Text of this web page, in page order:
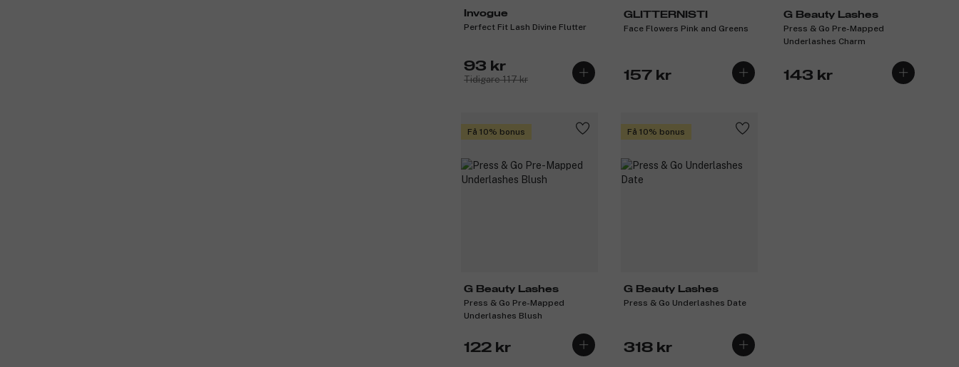
Invogue
Perfect Fit Lash Divine Flutter
93 kr
Tidigare 117 kr
GLITTERNISTI
Face Flowers Pink and Greens
157 kr
G Beauty Lashes
Press & Go Pre-Mapped
Underlashes Charm
143 kr
Få 10% bonus
G Beauty Lashes
Press & Go Pre-Mapped
Underlashes Blush
122 kr
Få 10% bonus
G Beauty Lashes
Press & Go Underlashes Date
318 kr